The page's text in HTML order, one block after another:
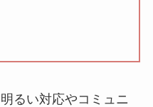
るい対応やコミュニ